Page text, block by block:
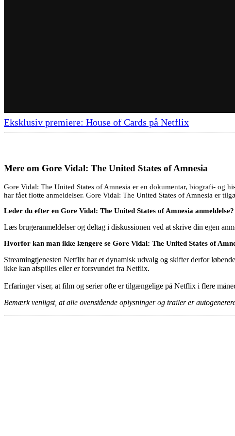
Eksklusiv premiere: House of Cards på Netflix
Mere om Gore Vidal: The United States of Amnesia
Gore Vidal: The United States of Amnesia er en dokumentar, biografi- og
har fået flotte anmeldelser. Gore Vidal: The United States of Amnesia er
Leder du efter en Gore Vidal: The United States of Amnesia anmeldelse?
Læs brugeranmeldelser og deltag i diskussionen ved at skrive din egen
Hvorfor kan man ikke længere se Gore Vidal: The United States of
Streamingtjenesten Netflix har et dynamisk udvalg og skifter derfor
ikke kan afspilles eller er forsvundet fra Netflix.
Erfaringer viser, at film og serier ofte er tilgængelige på Netflix i flere
Bemærk venligst, at alle ovenstående oplysninger og trailer er